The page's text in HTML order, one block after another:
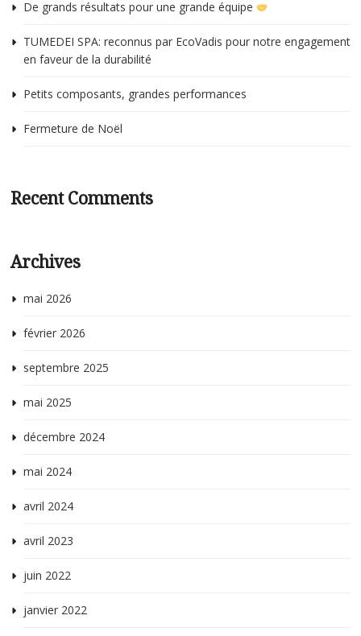
De grands résultats pour une grande équipe
TUMEDEI SPA: reconnus par EcoVadis pour notre engagement
en faveur de la durabilité
Petits composants, grandes performances
Fermeture de Noël
Recent Comments
Archives
mai 2026
février 2026
septembre 2025
mai 2025
décembre 2024
mai 2024
avril 2024
avril 2023
juin 2022
janvier 2022